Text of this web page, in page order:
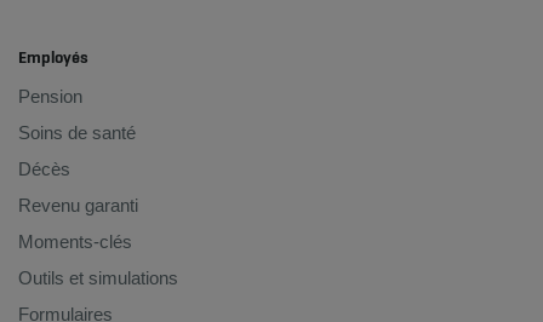
Employés
Pension
Soins de santé
Décès
Revenu garanti
Moments-clés
Outils et simulations
Formulaires